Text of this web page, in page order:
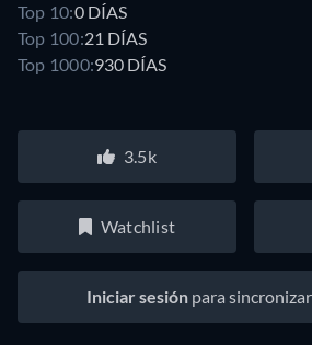
Top 10:0 DÍAS
Top 100:21 DÍAS
Top 1000:930 DÍAS
3.5k
Watchlist
Iniciar sesión para